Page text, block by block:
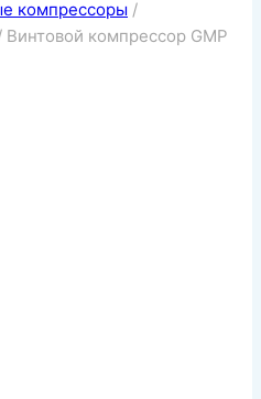
компрессоры /
Винтовой компрессор GMP